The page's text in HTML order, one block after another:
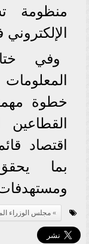
منظومة
وفي
خطوة
اقتصاد
بما
ومستهدفات
مجلس الوزراء